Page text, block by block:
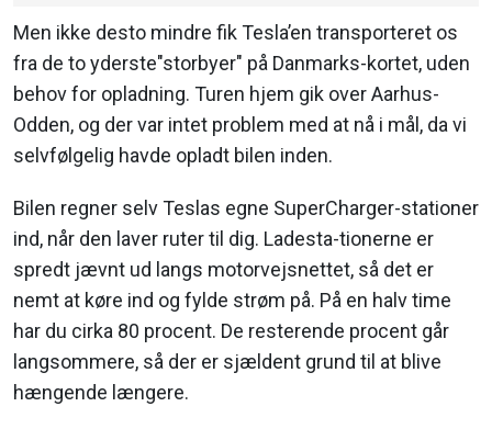
Men ikke desto mindre fik Tesla’en transporteret os
fra de to yderste"storbyer" på Danmarks-kortet, uden
behov for opladning. Turen hjem gik over Aarhus-
Odden, og der var intet problem med at nå i mål, da vi
selvfølgelig havde opladt bilen inden.
Bilen regner selv Teslas egne SuperCharger-stationer
ind, når den laver ruter til dig. Ladesta-tionerne er
spredt jævnt ud langs motorvejsnettet, så det er
nemt at køre ind og fylde strøm på. På en halv time
har du cirka 80 procent. De resterende procent går
langsommere, så der er sjældent grund til at blive
hængende længere.